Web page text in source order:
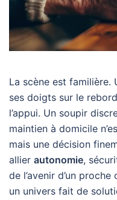
La scène est
ses doigts sur le
l’appui. Un soupir
maintien à domicile
mais une décision
allier autonomie,
de l’avenir d’un
un univers fait de